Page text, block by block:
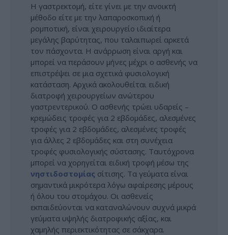
Η γαστρεκτομή, είτε γίνει με την ανοικτή
μέθοδο είτε με την λαπαροσκοπική ή
ρομποτική, είναι χειρουργείο ιδιαίτερα
μεγάλης βαρύτητας, που ταλαιπωρεί αρκετά
τον πάσχοντα. Η ανάρρωση είναι αργή και
μπορεί να περάσουν μήνες μέχρι ο ασθενής να
επιστρέψει σε μια σχετικά φυσιολογική
κατάσταση. Αρχικά ακολουθείται ειδική
διατροφή χειρουργείων ανώτερου
γαστρεντερικού. Ο ασθενής τρώει υδαρείς –
κρεμώδεις τροφές για 2 εβδομάδες, αλεσμένες
τροφές για 2 εβδομάδες, αλεσμένες τροφές
για άλλες 2 εβδομάδες και στη συνέχεια
τροφές φυσιολογικής σύστασης. Ταυτόχρονα
μπορεί να χορηγείται ειδική τροφή μέσω της
νηστιδοστομίας σίτισης. Τα γεύματα είναι
σημαντικά μικρότερα λόγω αφαίρεσης μέρους
ή όλου του στομάχου. Οι ασθενείς
εκπαιδεύονται να καταναλώνουν συχνά μικρά
γεύματα υψηλής διατροφικής αξίας, και
χαμηλής περιεκτικότητας σε σάκχαρα.